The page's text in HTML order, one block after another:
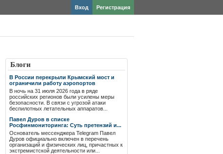
Регистрация
Вход
Блоги
В России перекрыли Крымский мост и
ограничили работу аэропортов
В ночь на 31 июля 2026 года в ряде
российских регионов были усилены меры
безопасности. В связи с угрозой атаки
беспилотных летательных аппаратов...
Павел Дуров в списке
Росфинмониторинга: Суть претензий и...
Основатель мессенджера Telegram Павел
Дуров официально включен в перечень
организаций и физических лиц, причастных к
экстремистской деятельности или...